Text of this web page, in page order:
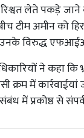
लेते पकड़े
टीम अमीन को
उनके विरुद्ध
ने कहा कि
में कार्रवाईयां
संबंध में प्रकोष्ठ से